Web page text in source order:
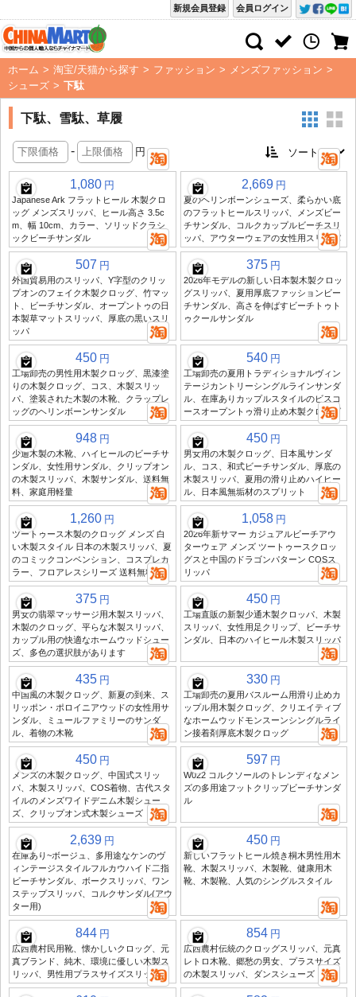
会員ログイン
新規会員登録
ホーム > 淘宝/天猫から探す > ファッション > メンズファッション >
シューズ > 下駄
下駄、雪駄、草履
- 円
1,080 円
Japanese Ark フラットヒール 木製クロ
ッグ メンズスリッパ、ヒール高さ 3.5c
m、幅 10cm、カラー、ソリッドクラシ
ックビーチサンダル
2,669 円
夏のヘリンボーンシューズ、柔らかい底
のフラットヒールスリッパ、メンズビー
チサンダル、コルクカップルビーチスリ
ッパ、アウターウェアの女性用スリッパ
507 円
外国貿易用のスリッパ、Y字型のクリッ
プオンのフェイク木製クロッグ、竹マッ
ト、ビーチサンダル、オープントゥの日
本製草マットスリッパ、厚底の黒いスリ
ッパ
375 円
2026年モデルの新しい日本製木製クロッ
グスリッパ、夏用厚底ファッションビー
チサンダル、高さを伸ばすビーチトゥト
ゥクールサンダル
450 円
工場卸売の男性用木製クロッグ、黒漆塗
りの木製クロッグ、コス、木製スリッ
パ、塗装された木製の木靴、クラップレ
ッグのヘリンボーンサンダル
540 円
工場卸売の夏用トラディショナルヴィン
テージカントリーシングルラインサンダ
ル、在庫ありカップルスタイルのビスコ
ースオープントゥ滑り止め木製クロッグ
948 円
少通木製の木靴、ハイヒールのビーチサ
ンダル、女性用サンダル、クリップオン
の木製スリッパ、木製サンダル、送料無
料、家庭用軽量
450 円
男女用の木製クロッグ、日本風サンダ
ル、コス、和式ビーチサンダル、厚底の
木製スリッパ、夏用の滑り止めハイヒー
ル、日本風無垢材のスプリット
1,260 円
ツートゥース木製のクロッグ メンズ 白
い木製スタイル 日本の木製スリッパ、夏
のコミックコンベンション、コスプレカ
ラー、フロアレスシリーズ 送料無料
1,058 円
2026年新サマー カジュアルビーチアウ
ターウェア メンズ ツートゥースクロッ
グスと中国のドラゴンパターン COSス
リッパ
375 円
男女の翡翠マッサージ用木製スリッパ、
木製のクロッグ、平らな木製スリッパ、
カップル用の快適なホームウッドシュー
ズ、多色の選択肢があります
450 円
工場直販の新製少通木製クロッパ、木製
スリッパ、女性用足クリップ、ビーチサ
ンダル、日本のハイヒール木製スリッパ
435 円
中国風の木製クロッグ、新夏の到来、ス
リッポン・ポロイニアウッドの女性用サ
ンダル、ミュールファミリーのサンダ
ル、着物の木靴
330 円
工場卸売の夏用バスルーム用滑り止めカ
ップル用木製クロッグ、クリエイティブ
なホームウッドモンスーンシングルライ
ン接着剤厚底木製クロッグ
450 円
メンズの木製クロッグ、中国式スリッ
パ、木製スリッパ、COS着物、古代スタ
イルのメンズワイドデニム木製シュー
ズ、クリップオン式木製シューズ
597 円
W022 コルクソールのトレンディなメン
ズの多用途フットクリップビーチサンダ
ル
2,639 円
在庫あり~ボージュ、多用途なケンのヴ
ィンテージスタイルフルカウハイド二指
ビーチサンダル、ボークスリッパ、ワン
ステップスリッパ、コルクサンダル(アウ
ター用)
450 円
新しいフラットヒール焼き桐木男性用木
靴、木製スリッパ、木製靴、健康用木
靴、木製靴、人気のシングルスタイル
844 円
広西農村民用靴、懐かしいクロッグ、元
真ブランド、純木、環境に優しい木製ス
リッパ、男性用プラスサイズスリッパ
854 円
広西農村伝統のクロッグスリッパ、元真
レトロ木靴、郷愁の男女、プラスサイズ
の木製スリッパ、ダンスシューズ